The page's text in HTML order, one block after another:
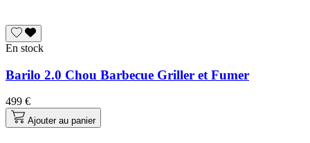
En stock
Barilo 2.0 Chou Barbecue Griller et Fumer
499 €
Ajouter au panier